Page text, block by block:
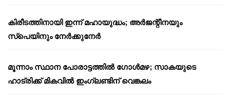
കിരീടത്തിനായി ഇന്ന് മഹായുദ്ധം; അർജന്റീനയും
സ്പെയിനും നേർക്കുനേർ
മൂന്നാം സ്ഥാന പോരാട്ടത്തിൽ ഗോൾമഴ; സാകയുടെ
ഹാട്രിക്ക് മികവിൽ ഇംഗ്ലണ്ടിന് വെങ്കലം